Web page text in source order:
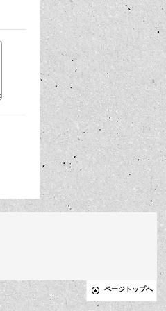
ページトップへ